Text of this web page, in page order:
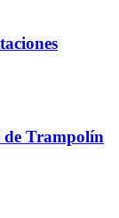
de Trampolín